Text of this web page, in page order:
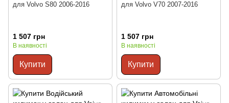
для Volvo S80 2006-2016
1 507 грн
В наявності
Купити
для Volvo V70 2007-2016
1 507 грн
В наявності
Купити